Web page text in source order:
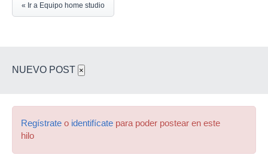
« Ir a Equipo home studio
NUEVO POST ×
Regístrate o identifícate para poder postear en este
hilo